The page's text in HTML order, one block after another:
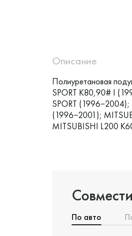
Описание
Полиуретановая
SPORT K80,90# I
SPORT
(1996−2001);
MITSUBISHI L200
По авто